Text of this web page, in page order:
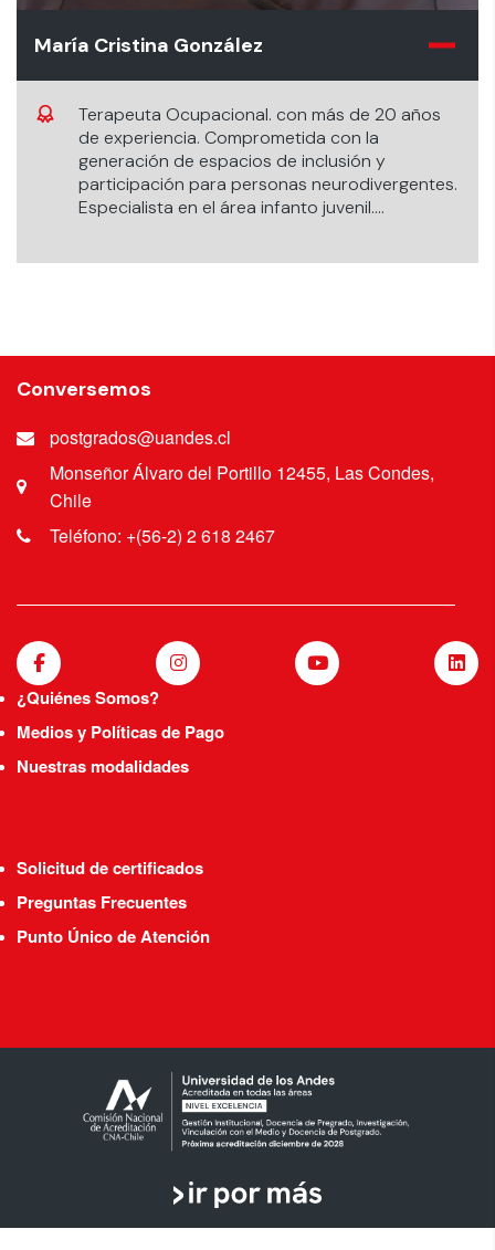
María Cristina González
Terapeuta Ocupacional. con más de 20 años
de experiencia. Comprometida con la
generación de espacios de inclusión y
participación para personas neurodivergentes.
Especialista en el área infanto juvenil.
Conversemos
postgrados@uandes.cl
Monseñor Álvaro del Portillo 12455, Las Condes,
Chile
Teléfono: +(56-2) 2 618 2467
¿Quiénes Somos?
Medios y Políticas de Pago
Nuestras modalidades
Solicitud de certificados
Preguntas Frecuentes
Punto Único de Atención